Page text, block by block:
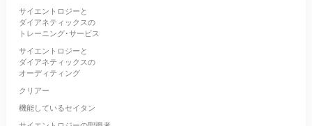
サイエントロジーと
ダイアネティックスの
トレーニング･サービス
サイエントロジーと
ダイアネティックスの
オーディティング
クリアー
機能しているセイタン